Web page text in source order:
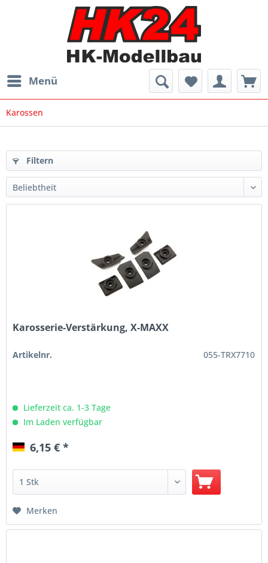
Menü
Karossen
Filtern
Karosserie-Verstärkung, X-MAXX
Artikelnr. 055-TRX7710
Lieferzeit ca. 1-3 Tage
Im Laden verfügbar
6,15 € *
Merken